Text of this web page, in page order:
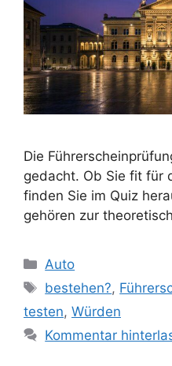
Die
gedacht. Ob Sie fit für
finden Sie im Quiz
gehören zur
Kategorien
Auto
Schlagwörter
bestehen?,
testen, Würden
Kommentar